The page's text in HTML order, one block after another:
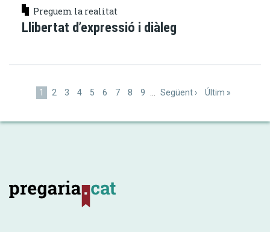
Preguem la realitat
Llibertat d’expressió i diàleg
Pàgina
1 Pàgina
2 Pàgina
3 Pàgina
4 Pàgina
5 Pàgina
6 Pàgina
7 Pàgina
8 Pàgina
9
Pàgina
Següent ›
Última
Últim »